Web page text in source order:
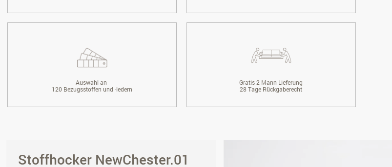
Auswahl an
120 Bezugsstoffen und -ledern
Gratis 2-Mann Lieferung
28 Tage Rückgaberecht
Stoffhocker NewChester.01